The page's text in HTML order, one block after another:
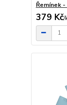
Řemínek -
379 Kč/